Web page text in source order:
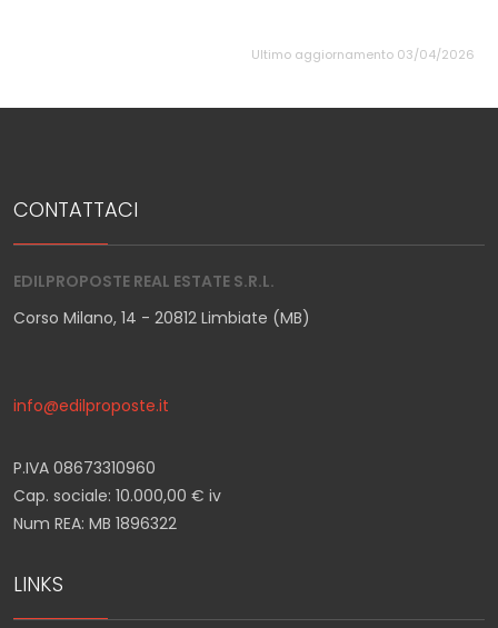
Ultimo aggiornamento 03/04/2026
CONTATTACI
EDILPROPOSTE REAL ESTATE S.R.L.
Corso Milano, 14 - 20812 Limbiate (MB)
info@edilproposte.it
P.IVA 08673310960
Cap. sociale: 10.000,00 € iv
Num REA: MB 1896322
LINKS